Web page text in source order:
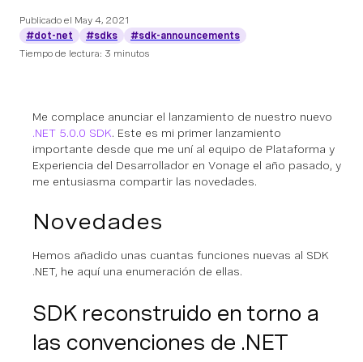
Publicado el May 4, 2021
#dot-net
#sdks
#sdk-announcements
Tiempo de lectura: 3 minutos
Me complace anunciar el lanzamiento de nuestro nuevo
.NET 5.0.0 SDK. Este es mi primer lanzamiento
importante desde que me uní al equipo de Plataforma y
Experiencia del Desarrollador en Vonage el año pasado, y
me entusiasma compartir las novedades.
Novedades
Hemos añadido unas cuantas funciones nuevas al SDK
.NET, he aquí una enumeración de ellas.
SDK reconstruido en torno a
las convenciones de .NET